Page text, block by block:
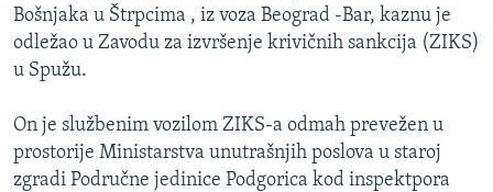
DNEVNO@RSE
SPECIJALI RSE
GENOCID U SREBRENICI
POPLAVE I KLIZIŠTA U BIH 2024.
PRATITE NAS
Bošnjaka u Štrpcima , iz voza Beograd -Bar, kaznu je
odležao u Zavodu za izvršenje krivičnih sankcija (ZIKS)
u Spužu.
On je službenim vozilom ZIKS-a odmah prevežen u
prostorije Ministarstva unutrašnjih poslova u staroj
zgradi Područne jedinice Podgorica kod inspektpora